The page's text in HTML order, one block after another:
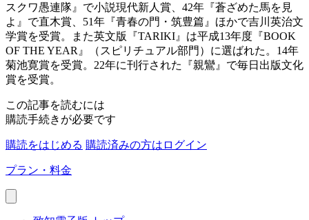
スクワ愚連隊』で小説現代新人賞、42年『蒼ざめた馬を見
よ』で直木賞、51年『青春の門・筑豊篇』ほかで吉川英治文
学賞を受賞。また英文版『TARIKI』は平成13年度『BOOK
OF THE YEAR』（スピリチュアル部門）に選ばれた。14年
菊池寛賞を受賞。22年に刊行された『親鸞』で毎日出版文化
賞を受賞。
この記事を読むには
購読手続きが必要です
購読をはじめる 購読済みの方はログイン
プラン・料金